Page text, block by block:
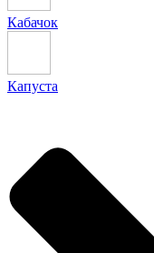
Кабачок
Капуста